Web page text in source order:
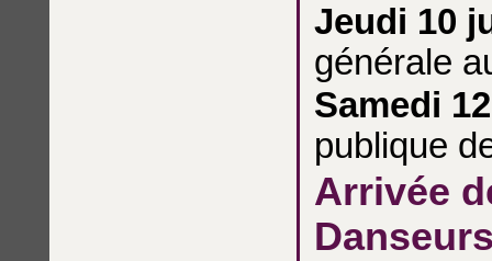
Jeudi 10
générale
Samedi
publique
Arrivée